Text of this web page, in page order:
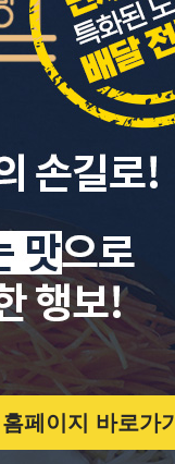
홈페이지 바로가기